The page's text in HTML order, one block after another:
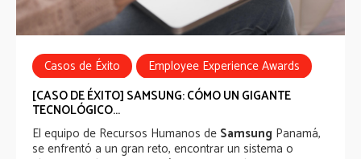
Casos de Éxito
Employee Experience Awards
Employee Communications
HR Tech
[CASO DE ÉXITO] SAMSUNG: CÓMO UN GIGANTE
TECNOLÓGICO...
El equipo de Recursos Humanos de Samsung Panamá,
se enfrentó a un gran reto, encontrar un sistema o